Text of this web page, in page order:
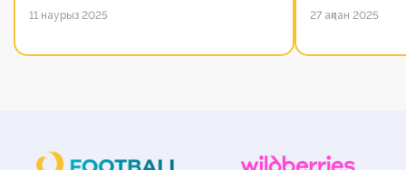
лигалар Бас ассамблеясына
11 наурыз 2025
есімін
27 ақпан 2025